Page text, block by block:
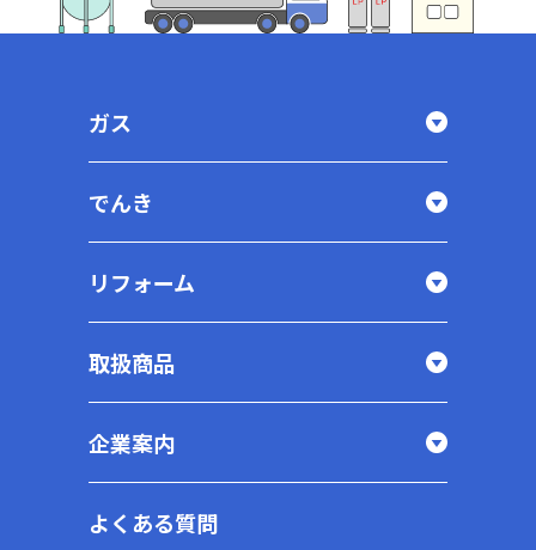
ガス
でんき
リフォーム
取扱商品
企業案内
よくある質問